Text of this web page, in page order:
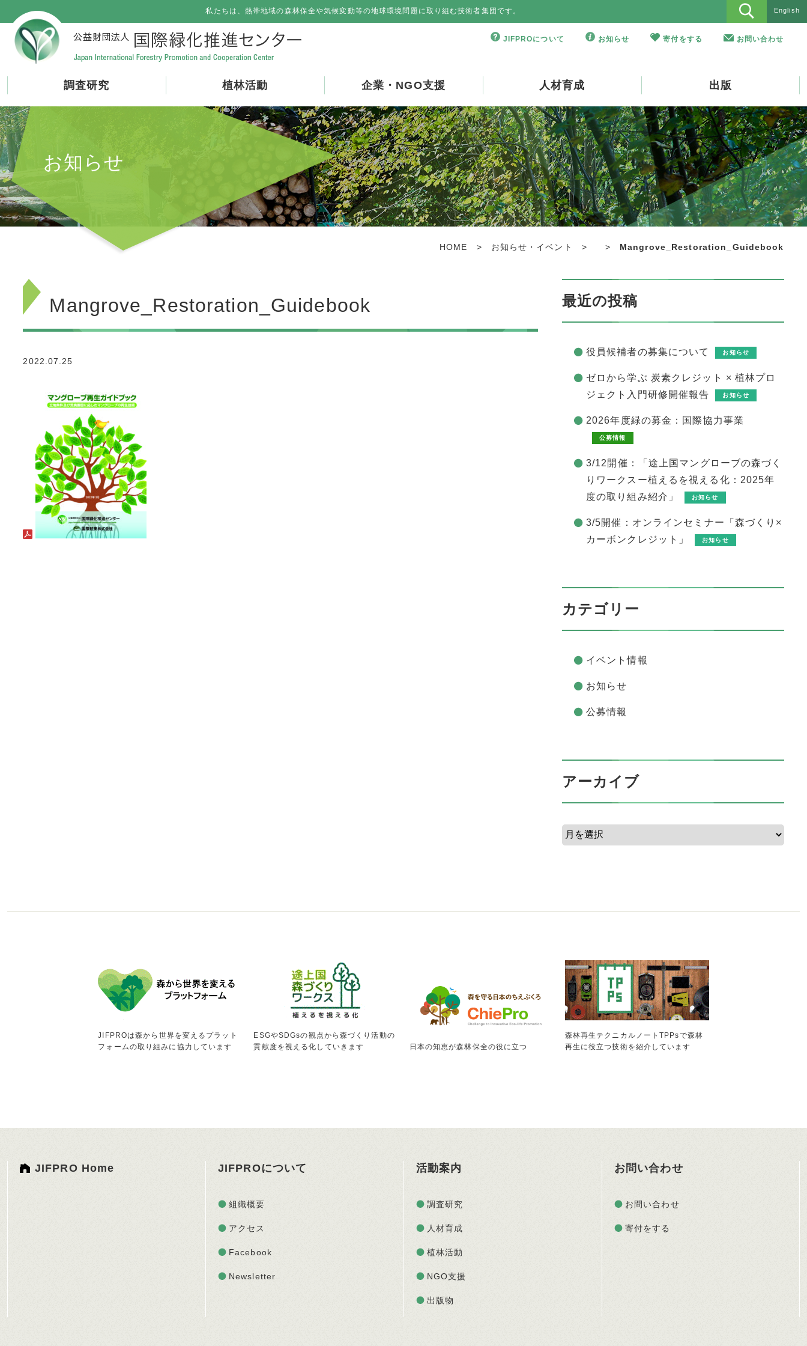
私たちは、熱帯地域の森林保全や気候変動等の地球環境問題に取り組む技術者集団です。 English
JIFPROについて お知らせ 寄付をする お問い合わせ
調査研究 植林活動 企業・NGO支援 人材育成 出版
お知らせ
HOME > お知らせ・イベント > > Mangrove_Restoration_Guidebook
Mangrove_Restoration_Guidebook
2022.07.25
最近の投稿
役員候補者の募集について お知らせ
ゼロから学ぶ 炭素クレジット × 植林プロ
ジェクト入門研修開催報告
お知らせ
2026年度緑の募金：国際協力事業
公募情報
3/12開催：「途上国マングローブの森づく
りワークスー植えるを視える化：2025年
度の取り組み紹介」
お知らせ
3/5開催：オンラインセミナー「森づくり×
カーボンクレジット」
お知らせ
カテゴリー
イベント情報
お知らせ
公募情報
アーカイブ
JIFPROは森から世界を変えるプラット
フォームの取り組みに協力しています
ESGやSDGsの観点から森づくり活動の
貢献度を視える化していきます
日本の知恵が森林保全の役に立つ
森林再生テクニカルノートTPPsで森林
再生に役立つ技術を紹介しています
JIFPRO Home JIFPROについて
組織概要
アクセス
Facebook
Newsletter
活動案内
調査研究
人材育成
植林活動
NGO支援
出版物
お問い合わせ
お問い合わせ
寄付をする